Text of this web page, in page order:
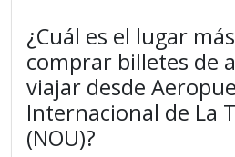
¿Cuál es el lugar
comprar billetes de
viajar desde
Internacional de La
(NOU)?